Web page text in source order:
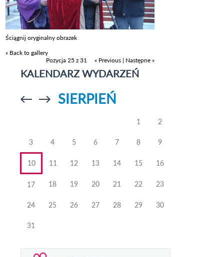
Ściągnij oryginalny obrazek
« Back to gallery
Pozycja 25 z 31
« Previous | Następne »
KALENDARZ WYDARZEŃ
Przejdź doPrzejdź do
SIERPIEŃ
1 2
3 4 5 6 7 8 9
10 11 12 13 14 15 16
17 18 19 20 21 22 23
24 25 26 27 28 29 30
31